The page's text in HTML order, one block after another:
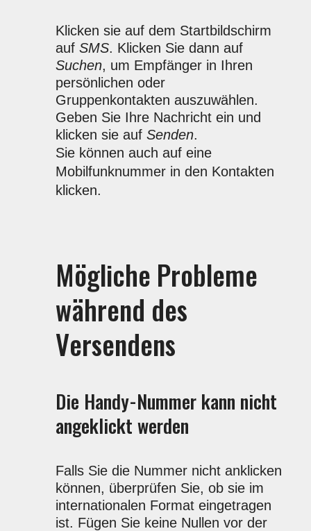
Klicken sie auf dem Startbildschirm
auf SMS. Klicken Sie dann auf
Suchen, um Empfänger in Ihren
persönlichen oder
Gruppenkontakten auszuwählen.
Geben Sie Ihre Nachricht ein und
klicken sie auf Senden.
Sie können auch auf eine
Mobilfunknummer in den Kontakten
klicken.
Mögliche Probleme
während des
Versendens
Die Handy-Nummer kann nicht
angeklickt werden
Falls Sie die Nummer nicht anklicken
können, überprüfen Sie, ob sie im
internationalen Format eingetragen
ist. Fügen Sie keine Nullen vor der